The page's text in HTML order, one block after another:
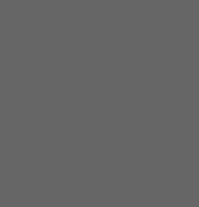
zu machen sowie